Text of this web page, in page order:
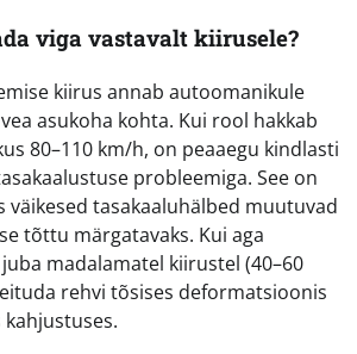
viga vastavalt kiirusele?
kiirus annab autoomanikule
asukoha kohta. Kui rool hakkab
80–110 km/h, on peaaegu kindlasti
probleemiga. See on
väikesed tasakaaluhälbed muutuvad
tõttu märgatavaks. Kui aga
madalamatel kiirustel (40–60
rehvi tõsises deformatsioonis